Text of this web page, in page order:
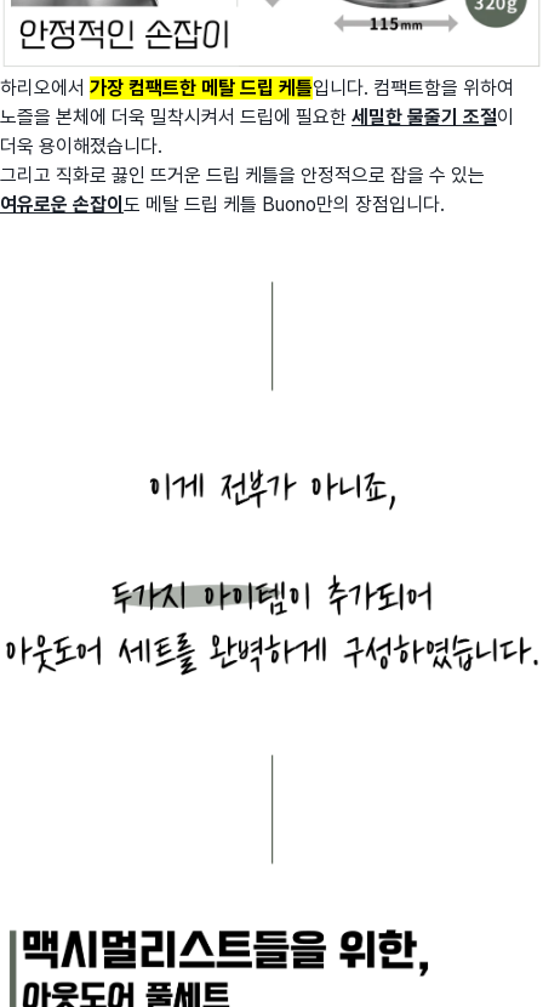
하리오에서 가장 컴팩트한 메탈 드립 케틀입니다. 컴팩트함을 위하여
노즐을 본체에 더욱 밀착시켜서 드립에 필요한 세밀한 물줄기 조절이
더욱 용이해졌습니다.
그리고 직화로 끓인 뜨거운 드립 케틀을 안정적으로 잡을 수 있는
여유로운 손잡이 도 메탈 드립 케틀 Buono만의 장점입니다.